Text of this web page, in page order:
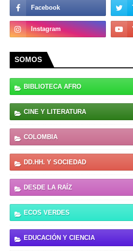
SOMOS
BIBLIOTECA AFRO
CINE Y LITERATURA
COLOMBIA
DD.HH. Y SOCIEDAD
DESDE LA RAÍZ
ECOS VERDES
EDUCACIÓN Y CIENCIA